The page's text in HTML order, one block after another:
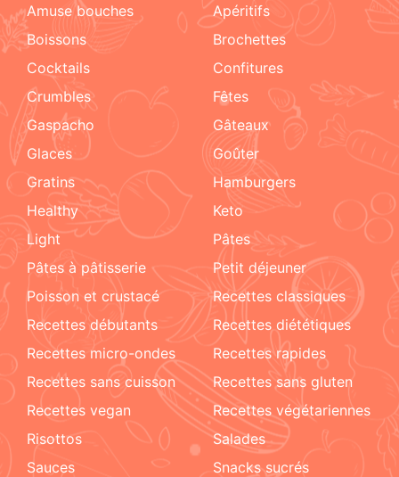
amuse bouches
apéritifs
boissons
brochettes
cocktails
confitures
crumbles
fêtes
Gaspacho
gâteaux
glaces
goûter
gratins
hamburgers
healthy
keto
light
pâtes
pâtes à pâtisserie
petit déjeuner
poisson et crustacé
recettes classiques
recettes débutants
recettes diététiques
recettes micro-ondes
recettes rapides
recettes sans cuisson
recettes sans gluten
recettes vegan
recettes végétariennes
risottos
salades
sauces
snacks sucrés